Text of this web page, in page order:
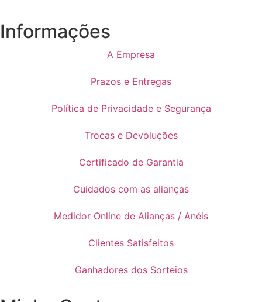
Informações
A Empresa
Prazos e Entregas
Política de Privacidade e Segurança
Trocas e Devoluções
Certificado de Garantia
Cuidados com as alianças
Medidor Online de Alianças / Anéis
Clientes Satisfeitos
Ganhadores dos Sorteios